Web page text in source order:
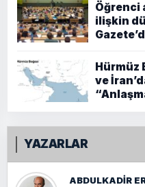
Öğrenci
ilişkin
Hürmüz
ve
YAZARLAR
ABDULKADIR